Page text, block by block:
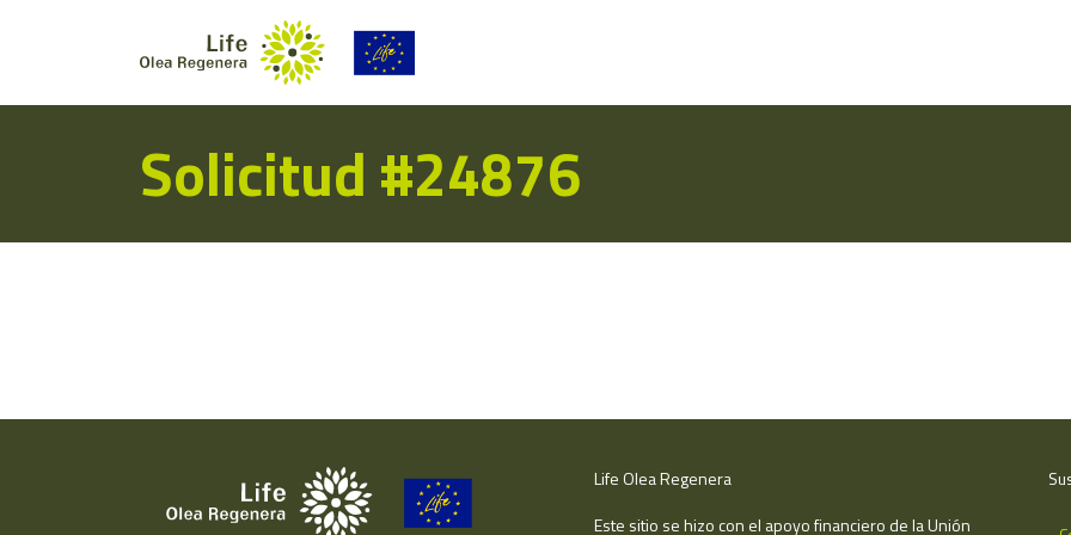
Solicitud #24876
Life Olea Regenera
Este sitio se hizo con el apoyo financiero de la Unión